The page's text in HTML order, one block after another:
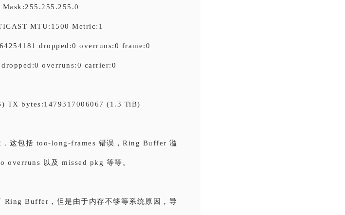
MTU:1500 Metric:1
dropped:0 overruns:0 frame:0
overruns:0 carrier:0
TX bytes:1479317006067 (1.3 TiB)
这包括 too-long-frames 错误，Ring Buffer 溢
overruns 以及 missed pkg 等等。
Buffer，但是由于内存不够等系统原因，导